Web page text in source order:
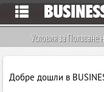
Условия за Ползване
Добре дошли в